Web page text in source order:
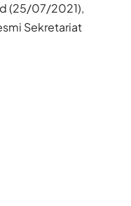
(25/07/2021),
Sekretariat